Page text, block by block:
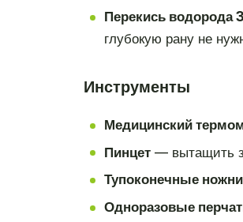
Перекись водорода
глубокую рану не
Инструменты
Медицинский
Пинцет— вытащить
Тупоконечные
Одноразовые